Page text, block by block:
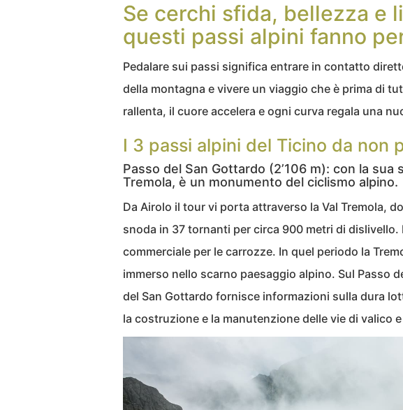
Se cerchi sfida, bellezza e
questi passi alpini fanno
Pedalare sui passi significa entrare in contatto
della montagna e vivere un viaggio che è prima di
rallenta, il cuore accelera e ogni curva regala una
I 3 passi alpini del Ticino da non
Passo del San Gottardo (2’106 m): con la sua
Tremola, è un monumento del ciclismo alpino.
Da Airolo il tour vi porta attraverso la Val Tremola,
snoda in 37 tornanti per circa 900 metri di
commerciale per le carrozze. In quel periodo la
immerso nello scarno paesaggio alpino. Sul Passo
del San Gottardo fornisce informazioni sulla dura
la costruzione e la manutenzione delle vie di valico